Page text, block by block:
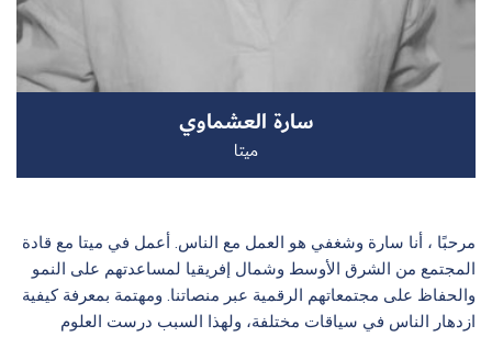
سجل الآن
سارة العشماوي
ميتا
مرحبًا ، أنا سارة وشغفي هو العمل مع الناس. أعمل في ميتا مع قادة
المجتمع من الشرق الأوسط وشمال إفريقيا لمساعدتهم على النمو
والحفاظ على مجتمعاتهم الرقمية عبر منصاتنا. ومهتمة بمعرفة كيفية
ازدهار الناس في سياقات مختلفة، ولهذا السبب درست العلوم